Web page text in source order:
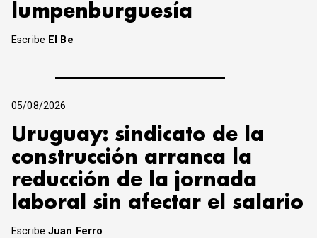
lumpenburguesía
Escribe El Be
05/08/2026
Uruguay: sindicato de la
construcción arranca la
reducción de la jornada
laboral sin afectar el salario
EscribeJuan Ferro